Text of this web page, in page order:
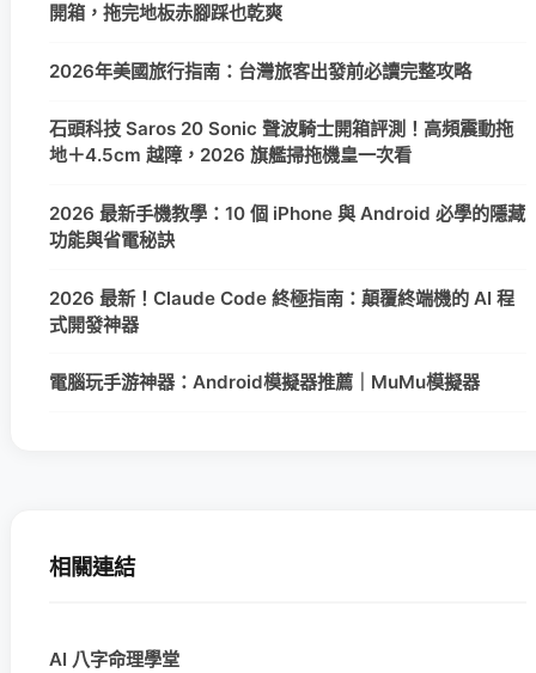
開箱，拖完地板赤腳踩也乾爽
2026年美國旅行指南：台灣旅客出發前必讀完整攻略
石頭科技 Saros 20 Sonic 聲波騎士開箱評測！高頻震動拖
地＋4.5cm 越障，2026 旗艦掃拖機皇一次看
2026 最新手機教學：10 個 iPhone 與 Android 必學的隱藏
功能與省電秘訣
2026 最新！Claude Code 終極指南：顛覆終端機的 AI 程
式開發神器
電腦玩手游神器：Android模擬器推薦｜MuMu模擬器
相關連結
AI 八字命理學堂